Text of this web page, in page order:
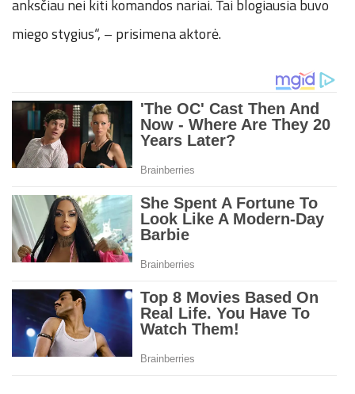
anksčiau nei kiti komandos nariai. Tai blogiausia buvo
miego stygius“, – prisimena aktorė.